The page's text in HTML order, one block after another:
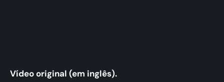
Vídeo original (em inglês).